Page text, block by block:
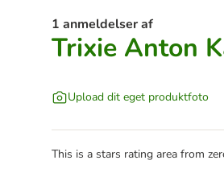
1 anmeldelser af
Trixie Anton
Upload dit eget produktfoto
This is a stars rating area from